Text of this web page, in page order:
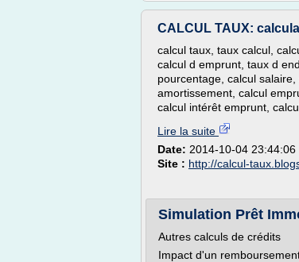
CALCUL TAUX:
calcul taux, taux calcul,
calcul d emprunt, taux d
pourcentage, calcul
amortissement, calcul
calcul intérêt emprunt,
Lire la suite
Date: 2014-10-04 23:44:06
Site : http://calcul-
Simulation Prêt
Autres calculs de crédits
Impact d'un